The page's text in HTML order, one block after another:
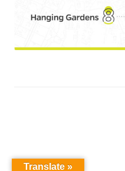
Translate »